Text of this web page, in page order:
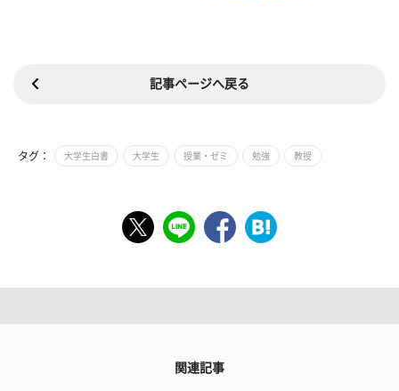
記事ページへ戻る
タグ： 大学生白書 大学生 授業・ゼミ 勉強 教授
関連記事